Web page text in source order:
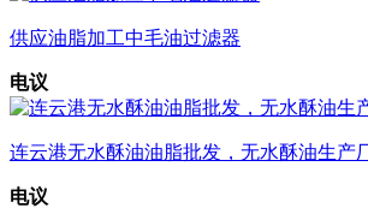
供应油脂加工中毛油过滤器
电议
连云港无水酥油油脂批发，无水酥油生产
电议